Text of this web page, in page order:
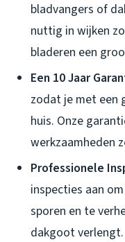
bladvangers of
nuttig in wijken
bladeren een
Een 10 Jaar
zodat je met een
huis. Onze
werkzaamheden
Professionele
inspecties aan
sporen en te
dakgoot verlengt.